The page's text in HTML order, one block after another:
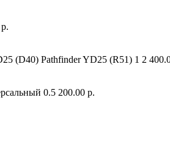
(D40) Pathfinder YD25 (R51) 1 2
0.5 200.00 р.